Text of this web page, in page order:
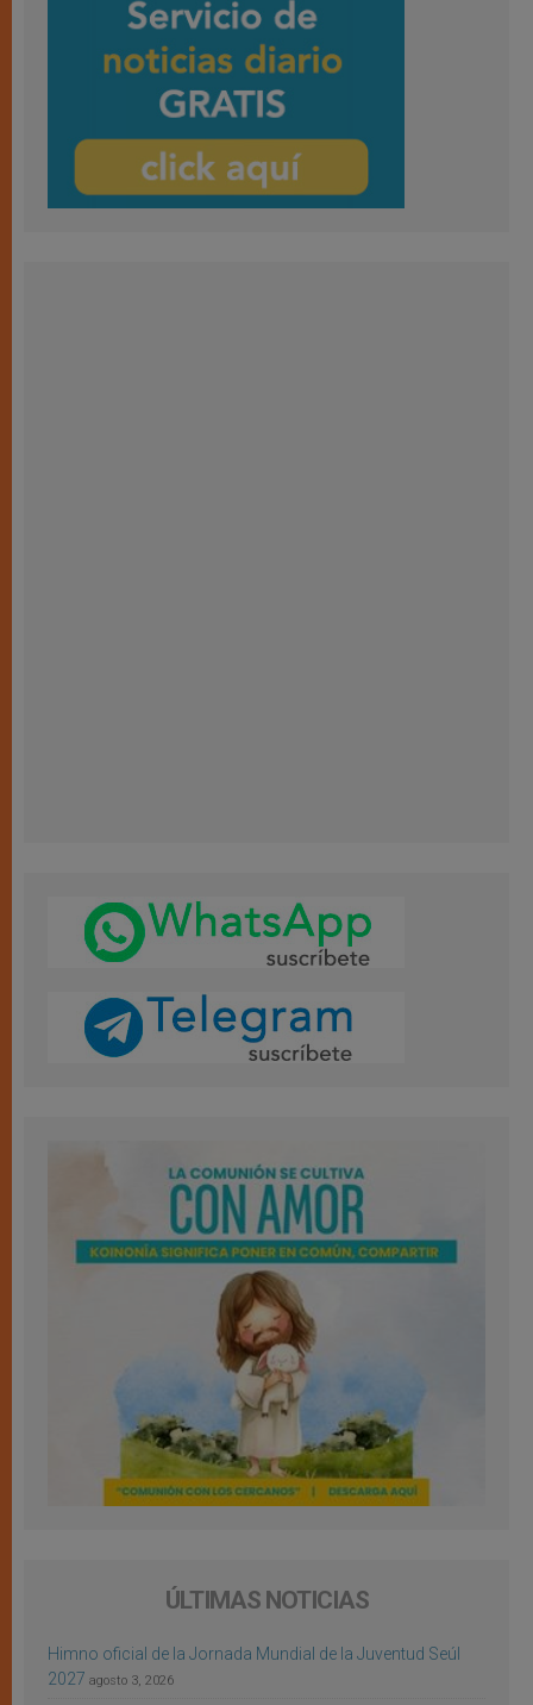
ÚLTIMAS NOTICIAS
Himno oficial de la Jornada Mundial de la Juventud Seúl
2027 agosto 3, 2026